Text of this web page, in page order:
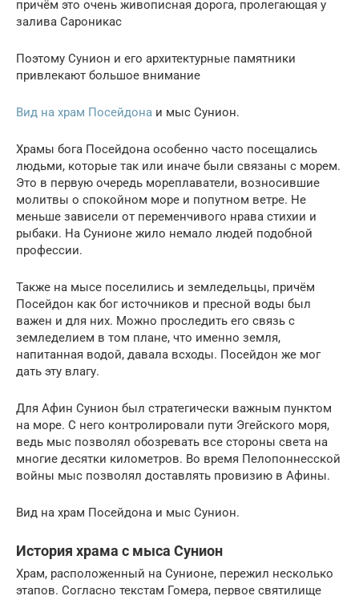
причём это очень живописная дорога, пролегающая у
залива Сароникас
Поэтому Сунион и его архитектурные памятники
привлекают большое внимание
Вид на храм Посейдона и мыс Сунион.
Храмы бога Посейдона особенно часто посещались
людьми, которые так или иначе были связаны с морем.
Это в первую очередь мореплаватели, возносившие
молитвы о спокойном море и попутном ветре. Не
меньше зависели от переменчивого нрава стихии и
рыбаки. На Сунионе жило немало людей подобной
профессии.
Также на мысе поселились и земледельцы, причём
Посейдон как бог источников и пресной воды был
важен и для них. Можно проследить его связь с
земледелием в том плане, что именно земля,
напитанная водой, давала всходы. Посейдон же мог
дать эту влагу.
Для Афин Сунион был стратегически важным пунктом
на море. С него контролировали пути Эгейского моря,
ведь мыс позволял обозревать все стороны света на
многие десятки километров. Во время Пелопоннесской
войны мыс позволял доставлять провизию в Афины.
Вид на храм Посейдона и мыс Сунион.
История храма с мыса Сунион
Храм, расположенный на Сунионе, пережил несколько
этапов. Согласно текстам Гомера, первое святилище